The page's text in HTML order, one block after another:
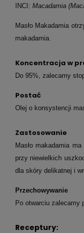
INCI: Macadamia
Masło Makadamia
makadamia.
Koncentracja w
Do 95%, zalecamy
Postać
Olej o konsystencji
Zastosowanie
Masło makadamia
przy niewielkich
dla skóry delikatnej i
Przechowywanie
Po otwarciu zalecamy
Receptury: